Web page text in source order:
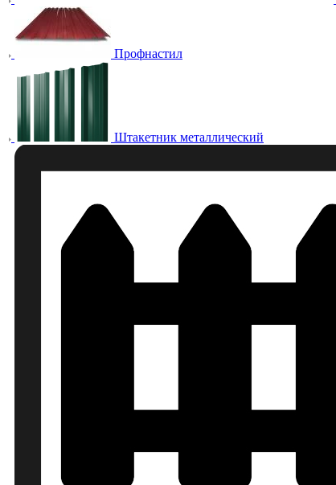
Профнастил
Штакетник металлический